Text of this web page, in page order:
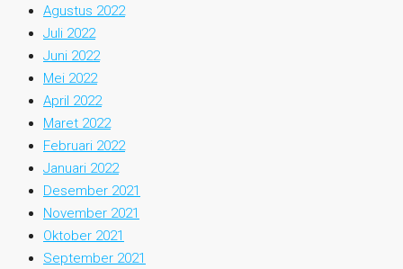
Agustus 2022
Juli 2022
Juni 2022
Mei 2022
April 2022
Maret 2022
Februari 2022
Januari 2022
Desember 2021
November 2021
Oktober 2021
September 2021